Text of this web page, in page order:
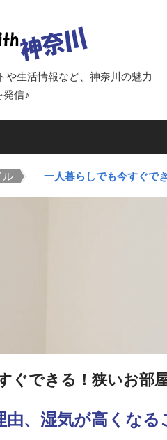
イ
with
神
や生活情報など、神奈川の魅力
発信♪
ル > 一人暮らしでも今すぐで
ぐできる！狭いお部
由、湿気が高くな